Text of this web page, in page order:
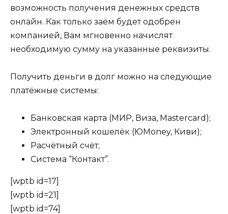
возможность получения денежных средств
онлайн. Как только заём будет одобрен
компанией, Вам мгновенно начислят
необходимую сумму на указанные реквизиты.
Получить деньги в долг можно на следующие
платёжные системы:
Банковская карта (МИР, Виза, Mastercard);
Электронный кошелёк (ЮMoney, Киви);
Расчётный счёт;
Система “Контакт”.
[wptb id=17]
[wptb id=21]
[wptb id=74]